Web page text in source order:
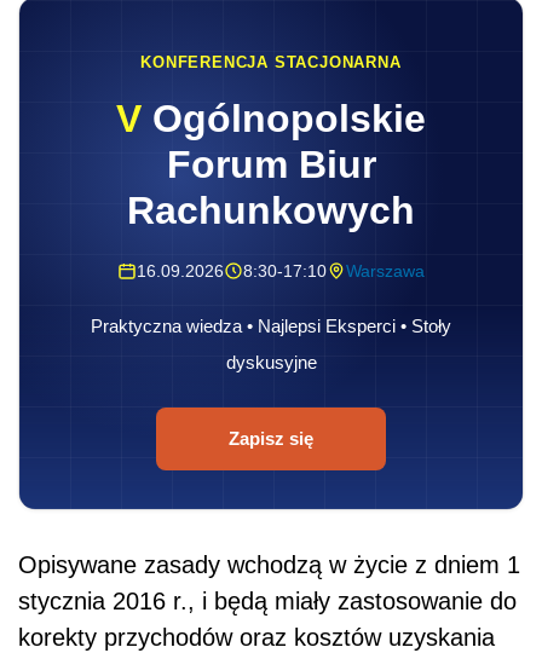
KONFERENCJA STACJONARNA
V Ogólnopolskie
Forum Biur
Rachunkowych
16.09.2026 8:30-17:10 Warszawa
Praktyczna wiedza • Najlepsi Eksperci • Stoły
dyskusyjne
Zapisz się
Opisywane zasady wchodzą w życie z dniem 1
stycznia 2016 r., i będą miały zastosowanie do
korekty przychodów oraz kosztów uzyskania